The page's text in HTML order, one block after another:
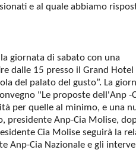
e al quale abbiamo
giornata di sabato con una
dalle 15 presso il Grand Hotel
del palato del gusto”. La
"Le proposte dell'Anp -
per quelle al minimo, e una
presidente Anp-Cia Molise,
Cia Molise seguirà la
Anp-Cia Nazionale e gli